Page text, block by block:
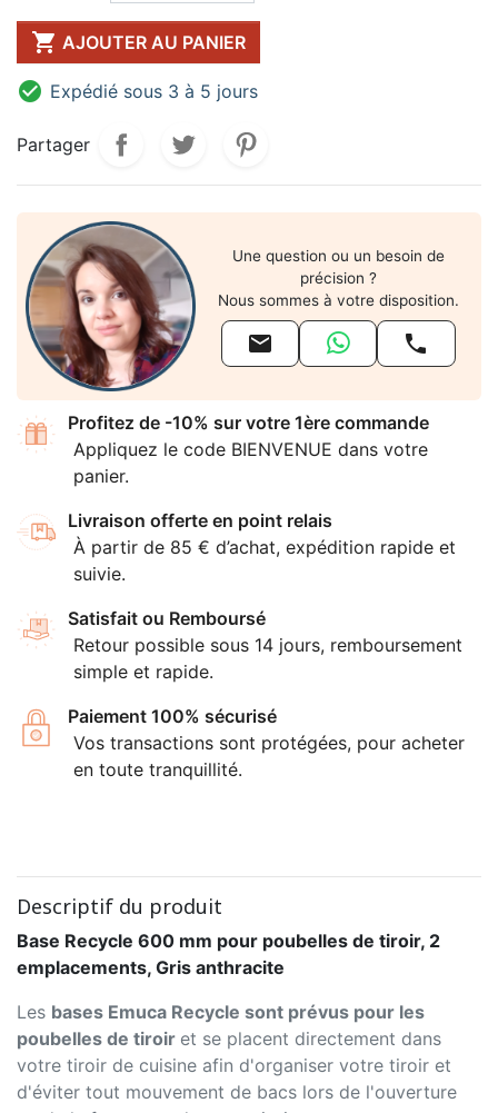
 AJOUTER AU PANIER
 Expédié sous 3 à 5 jours
Partager
Une question ou un besoin de
précision ?
Nous sommes à votre disposition.
 
Profitez de -10% sur votre 1ère commande
Appliquez le code BIENVENUE dans votre
panier.
Livraison offerte en point relais
À partir de 85 € d’achat, expédition rapide et
suivie.
Satisfait ou Remboursé
Retour possible sous 14 jours, remboursement
simple et rapide.
Paiement 100% sécurisé
Vos transactions sont protégées, pour acheter
en toute tranquillité.
Descriptif du produit
Base Recycle 600 mm pour poubelles de tiroir, 2
emplacements, Gris anthracite
Les bases Emuca Recycle sont prévus pour les
poubelles de tiroir et se placent directement dans
votre tiroir de cuisine afin d'organiser votre tiroir et
d'éviter tout mouvement de bacs lors de l'ouverture